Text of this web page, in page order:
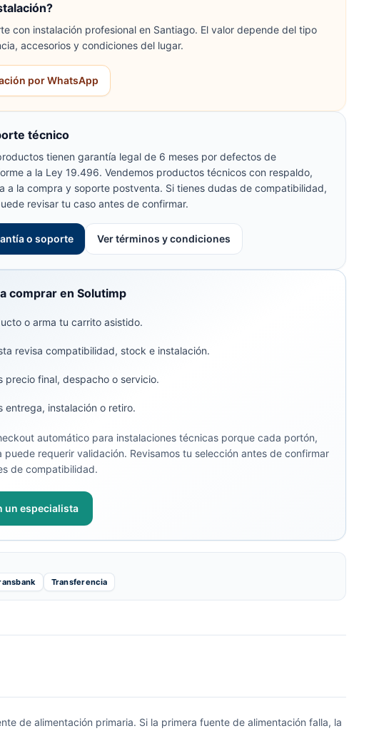
con instalación profesional en Santiago. El valor depende del tipo
accesorios y condiciones del lugar.
por WhatsApp
técnico
tienen garantía legal de 6 meses por defectos de
a la Ley 19.496. Vendemos productos técnicos con respaldo,
a la compra y soporte postventa. Si tienes dudas de compatibilidad,
revisar tu caso antes de confirmar.
o soporte Ver términos y condiciones
comprar en Solutimp
o arma tu carrito asistido.
revisa compatibilidad, stock e instalación.
precio final, despacho o servicio.
entrega, instalación o retiro.
automático para instalaciones técnicas porque cada portón,
puede requerir validación. Revisamos tu selección antes de confirmar
de compatibilidad.
un especialista
Transferencia
de alimentación primaria. Si la primera fuente de alimentación falla, la